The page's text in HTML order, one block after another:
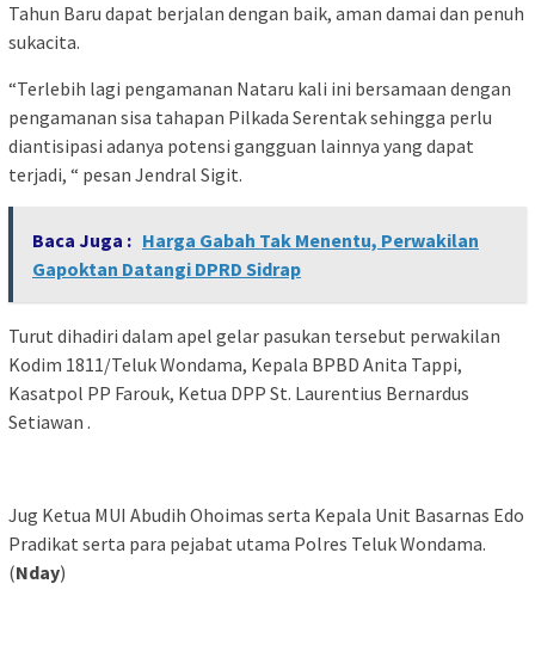
Tahun Baru dapat berjalan dengan baik, aman damai dan penuh
sukacita.
“Terlebih lagi pengamanan Nataru kali ini bersamaan dengan
pengamanan sisa tahapan Pilkada Serentak sehingga perlu
diantisipasi adanya potensi gangguan lainnya yang dapat
terjadi, “ pesan Jendral Sigit.
Baca Juga : Harga Gabah Tak Menentu, Perwakilan
Gapoktan Datangi DPRD Sidrap
Turut dihadiri dalam apel gelar pasukan tersebut perwakilan
Kodim 1811/Teluk Wondama, Kepala BPBD Anita Tappi,
Kasatpol PP Farouk, Ketua DPP St. Laurentius Bernardus
Setiawan .
Jug Ketua MUI Abudih Ohoimas serta Kepala Unit Basarnas Edo
Pradikat serta para pejabat utama Polres Teluk Wondama.
(Nday)